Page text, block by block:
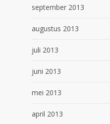
september 2013
augustus 2013
juli 2013
juni 2013
mei 2013
april 2013